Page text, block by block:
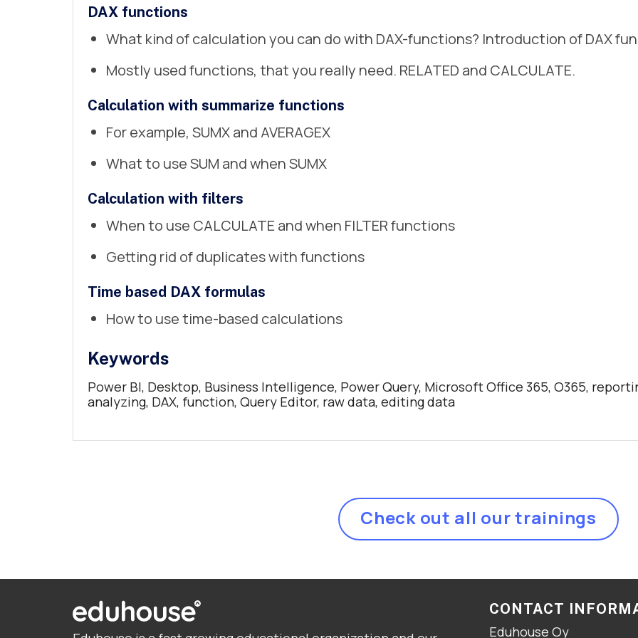
DAX functions
What kind of calculation you can do with DAX-functions? Introduction of DAX
Mostly used functions, that you really need. RELATED and CALCULATE.
Calculation with summarize functions
For example, SUMX and AVERAGEX
What to use SUM and when SUMX
Calculation with filters
When to use CALCULATE and when FILTER functions
Getting rid of duplicates with functions
Time based DAX formulas
How to use time-based calculations
Keywords
Power BI, Desktop, Business Intelligence, Power Query, Microsoft Office 365, O365,
analyzing, DAX, function, Query Editor, raw data, editing data
Check out all our trainings
CONTACT
Eduhouse Oy